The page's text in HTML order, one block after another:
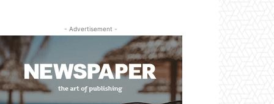
- Advertisement -